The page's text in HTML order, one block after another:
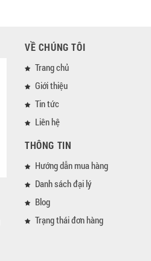
VỀ CHÚNG TÔI
Trang chủ
Giới thiệu
Tin tức
Liên hệ
THÔNG TIN
Hướng dẫn mua hàng
Danh sách đại lý
Blog
Trạng thái đơn hàng